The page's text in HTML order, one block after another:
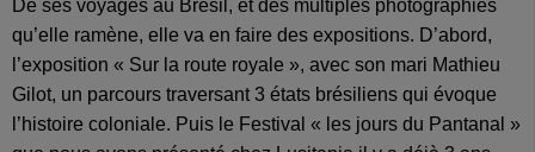
De ses voyages au Brésil, et des multiples photographies
qu’elle ramène, elle va en faire des expositions. D’abord,
l’exposition « Sur la route royale », avec son mari Mathieu
Gilot, un parcours traversant 3 états brésiliens qui évoque
l’histoire coloniale. Puis le Festival « les jours du Pantanal »